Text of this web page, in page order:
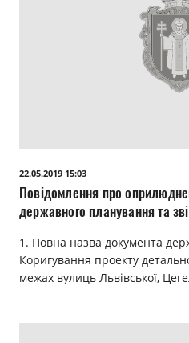
22.05.2019 15:03
Повідомлення про оприлюднення проекту документа
державного планування та
1. Повна назва документа
Коригування проекту
межах вулиць Львівської,